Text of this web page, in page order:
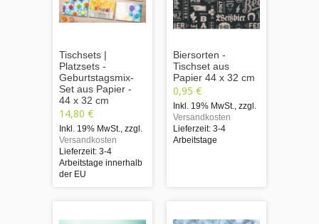
Tischsets |
Platzsets -
Geburtstagsmix-
Set aus Papier -
44 x 32 cm
14,80 €
Inkl. 19% MwSt., zzgl.
Versandkosten
Lieferzeit: 3-4
Arbeitstage innerhalb
der EU
Biersorten -
Tischset aus
Papier 44 x 32 cm
0,95 €
Inkl. 19% MwSt., zzgl.
Versandkosten
Lieferzeit: 3-4
Arbeitstage